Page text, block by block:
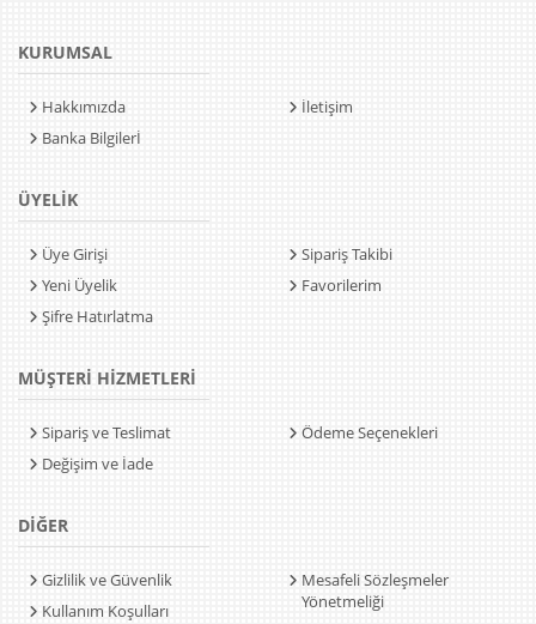
KURUMSAL
Hakkımızda
Banka Bilgilerİ
İletişim
ÜYELİK
Üye Girişi
Yeni Üyelik
Şifre Hatırlatma
Sipariş Takibi
Favorilerim
MÜŞTERİ HİZMETLERİ
Sipariş ve Teslimat
Değişim ve İade
Ödeme Seçenekleri
DİĞER
Gizlilik ve Güvenlik
Kullanım Koşulları
Mesafeli Sözleşmeler
Yönetmeliği